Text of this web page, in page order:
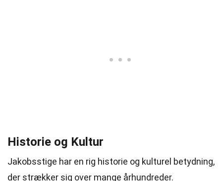
Historie og Kultur
Jakobsstige har en rig historie og kulturel betydning,
der strækker sig over mange århundreder.